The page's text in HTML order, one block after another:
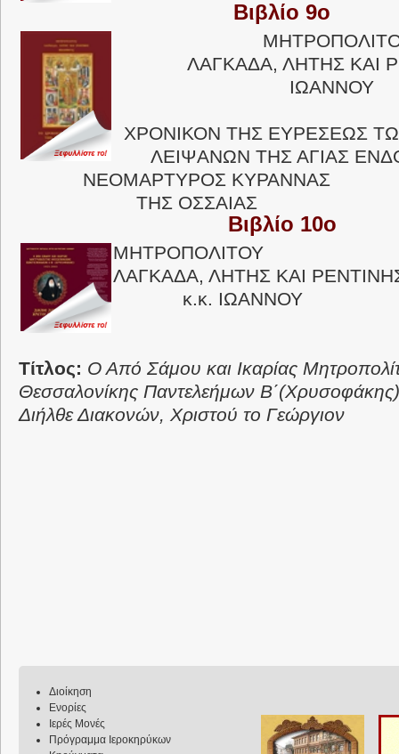
Βιβλίο 9ο
ΛΑΓΚΑΔΑ, ΛΗΤΗΣ ΚΑΙ
ΙΩΑΝΝΟΥ
ΧΡΟΝΙΚΟΝ ΤΗΣ ΕΥΡΕΣΕΩΣ
ΛΕΙΨΑΝΩΝ ΤΗΣ ΑΓΙΑΣ
ΝΕΟΜΑΡΤΥΡΟΣ ΚΥΡΑΝΝΑΣ
ΤΗΣ ΟΣΣΑΙΑΣ
Βιβλίο 10ο
ΜΗΤΡΟΠΟΛΙΤΟΥ
ΛΑΓΚΑΔΑ, ΛΗΤΗΣ ΚΑΙ
κ.κ. ΙΩΑΝΝΟΥ
Τίτλος: Ο Από Σάμου και Ικαρίας
Θεσσαλονίκης Παντελεήμων Β΄(Χρυσοφάκης)
Διήλθε Διακονών, Χριστού το Γεώργιον
Διοίκηση
Ενορίες
Ιερές Μονές
Πρόγραμμα Ιεροκηρύκων